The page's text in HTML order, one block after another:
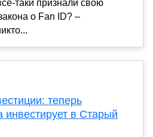
таки признали свою
о Fan ID? –
теперь
инвестирует в Старый